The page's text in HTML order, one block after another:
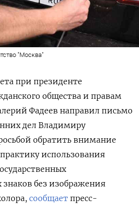
"Москва"
при президенте
общества и правам
Фадеев направил письмо
дел Владимиру
обратить внимание
использования
без изображения
сообщает пресс-